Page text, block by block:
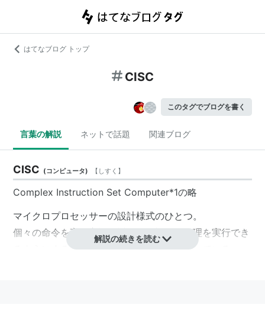
はてなブログ トップ
CISC
このタグでブログを書く
言葉の解説 ネットで話題 関連ブログ
CISC (コンピュータ) 【 しすく 】
Complex Instruction Set Computer*1の略
マイクロプロセッサーの設計様式のひとつ。
個々の命令を高級言語に近づけ、複雑な処理を実行でき
るようにすることで処理能力の向上をはかっている。
解説の続きを読む